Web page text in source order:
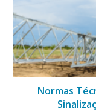
Normas